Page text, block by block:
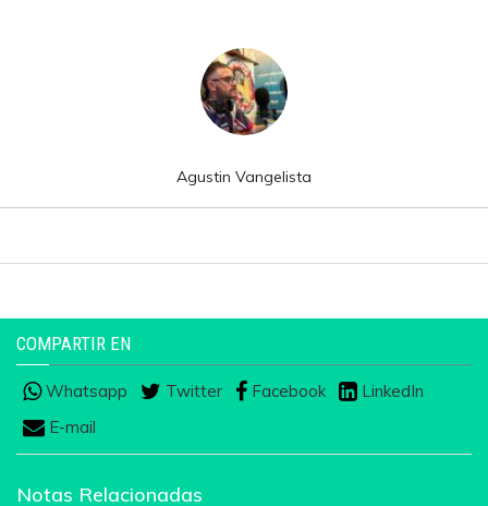
Agustin Vangelista
COMPARTIR EN
Whatsapp Twitter Facebook
LinkedIn
E-mail
Notas Relacionadas